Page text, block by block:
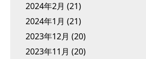
2024年2月 (21)
2024年1月 (21)
2023年12月 (20)
2023年11月 (20)